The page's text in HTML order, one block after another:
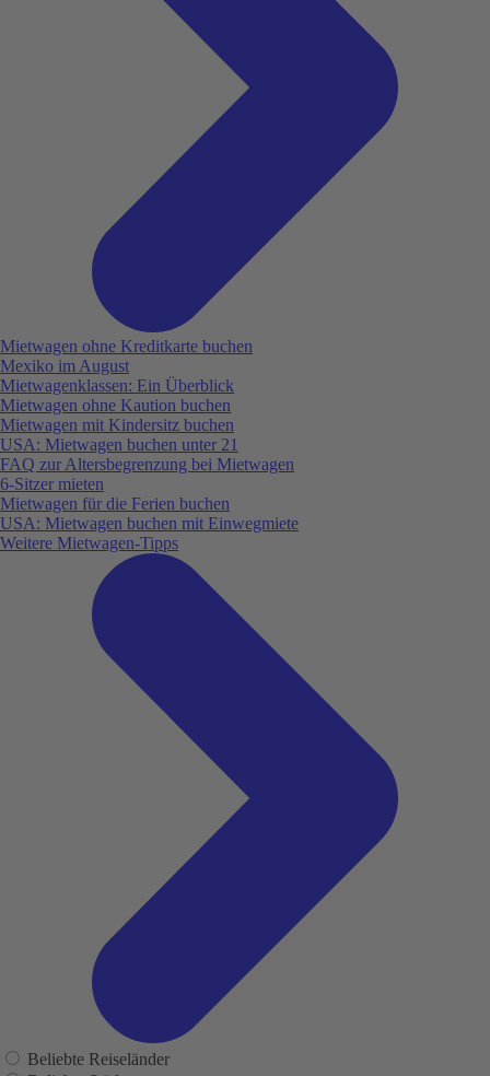
Mietwagen ohne Kreditkarte buchen
Mexiko im August
Mietwagenklassen: Ein Überblick
Mietwagen ohne Kaution buchen
Mietwagen mit Kindersitz buchen
USA: Mietwagen buchen unter 21
FAQ zur Altersbegrenzung bei Mietwagen
6-Sitzer mieten
Mietwagen für die Ferien buchen
USA: Mietwagen buchen mit Einwegmiete
Weitere Mietwagen-Tipps
Beliebte Reiseländer